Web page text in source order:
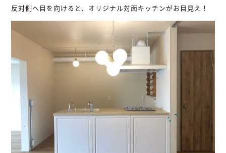
反対側へ目を向けると、オリジナル対面キッチンがお目見え！